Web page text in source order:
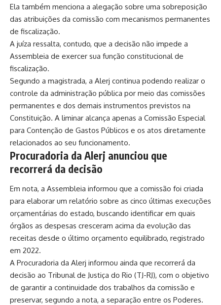
Ela também menciona a alegação sobre uma sobreposição
das atribuições da comissão com mecanismos permanentes
de fiscalização.
A juíza ressalta, contudo, que a decisão não impede a
Assembleia de exercer sua função constitucional de
fiscalização.
Segundo a magistrada, a Alerj continua podendo realizar o
controle da administração pública por meio das comissões
permanentes e dos demais instrumentos previstos na
Constituição. A liminar alcança apenas a Comissão Especial
para Contenção de Gastos Públicos e os atos diretamente
relacionados ao seu funcionamento.
Procuradoria da Alerj anunciou que
recorrerá da decisão
Em nota, a Assembleia informou que a comissão foi criada
para elaborar um relatório sobre as cinco últimas execuções
orçamentárias do estado, buscando identificar em quais
órgãos as despesas cresceram acima da evolução das
receitas desde o último orçamento equilibrado, registrado
em 2022.
A Procuradoria da Alerj informou ainda que recorrerá da
decisão ao Tribunal de Justiça do Rio (TJ-RJ), com o objetivo
de garantir a continuidade dos trabalhos da comissão e
preservar, segundo a nota, a separação entre os Poderes.